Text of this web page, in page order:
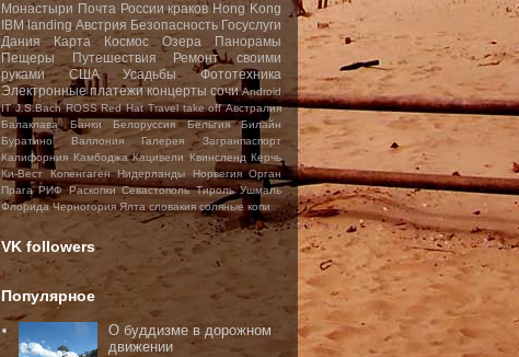
Монастыри Почта России краков Hong Kong
IBM landing Австрия Безопасность Госуслуги
Дания
Карта Космос Озера
Панорамы
Пещеры
Путешествия
Ремонт своими
руками
США Усадьбы
Фототехника
Электронные платежи концерты сочи Android
IT J.S.Bach ROSS Red Hat Travel take off Австралия
Балаклава
Банки Белоруссия Бельгия
Билайн
Буратино
Валлония Галерея
Загранпаспорт
Калифорния Камбоджа Кацивели Квинсленд Керчь
Ки-Вест Копенгаген Нидерланды Норвегия Орган
Прага РИФ Раскопки Севастополь Тироль Ушмаль
Флорида Черногория Ялта словакия соляные копи
VK followers
Популярное
О буддизме в дорожном
движении